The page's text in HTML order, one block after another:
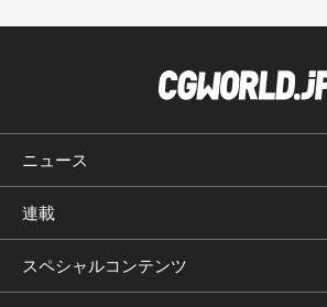
ニュース
連載
スペシャルコンテンツ